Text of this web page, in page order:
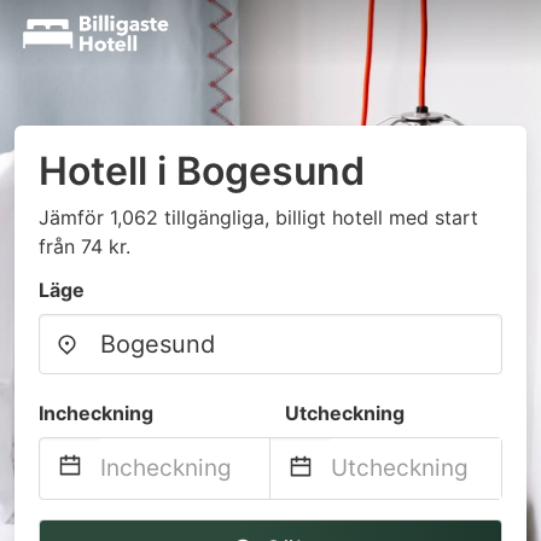
Hotell i Bogesund
Jämför 1,062 tillgängliga, billigt hotell med start
från 74 kr.
Läge
Incheckning Utcheckning
Navigate
Navigate